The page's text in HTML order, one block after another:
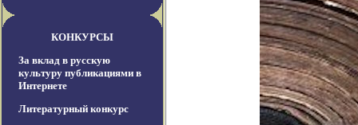
КОНКУРСЫ
За вклад в русскую
культуру публикациями в
Интернете
Литературный конкурс